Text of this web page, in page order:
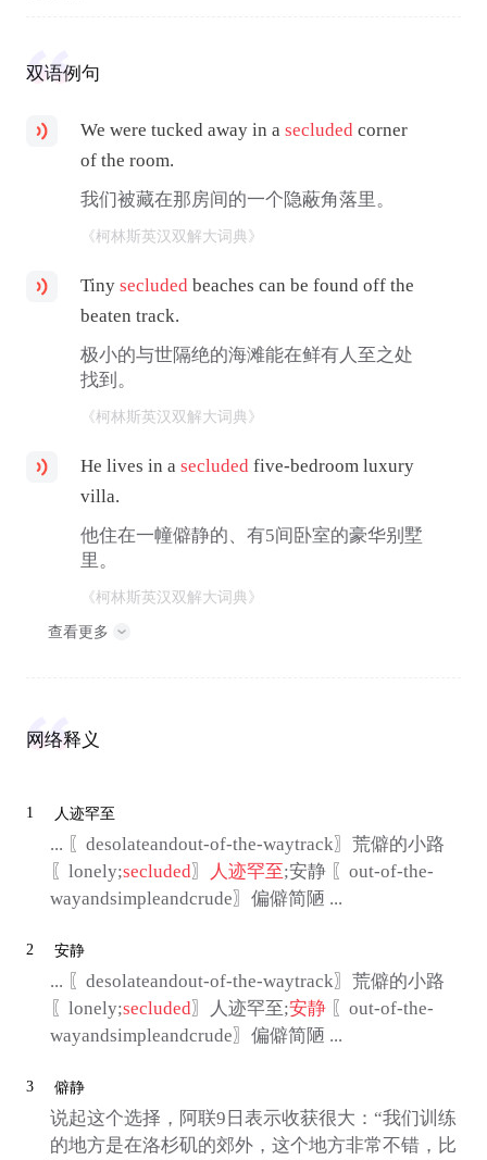
双语例句
We were tucked away in asecluded corner
of the room.
我们被藏在那房间的一个隐蔽角落里。
《柯林斯英汉双解大词典》
Tinysecluded beaches can be found off the
beaten track.
极小的与世隔绝的海滩能在鲜有人至之处
找到。
《柯林斯英汉双解大词典》
He lives in asecluded five-bedroom luxury
villa.
他住在一幢僻静的、有5间卧室的豪华别墅
里。
《柯林斯英汉双解大词典》
查看更多
网络释义
1 人迹罕至
... 〖desolateandout-of-the-waytrack〗荒僻的小路
〖lonely;secluded〗 人迹罕至;安静 〖out-of-the-
wayandsimpleandcrude〗偏僻简陋 ...
2 安静
... 〖desolateandout-of-the-waytrack〗荒僻的小路
〖lonely;secluded〗人迹罕至;安静〖out-of-the-
wayandsimpleandcrude〗偏僻简陋 ...
3 僻静
说起这个选择，阿联9日表示收获很大：“我们训练
的地方是在洛杉矶的郊外，这个地方非常不错，比